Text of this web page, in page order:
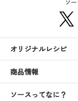
オリジナルレシピ
商品情報
ソースってなに？